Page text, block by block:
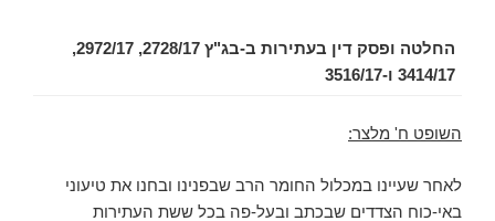
החלטה ופסק דין בעתירות ב-בג"ץ 2728/17, 2972/17,
3414/17 ו-3516/17
השופט ח' מלצר:
לאחר שעיינו במכלול החומר הרב שבפנינו ובחנו את טיעוני
באי-כוח הצדדים שבכתב ובעל-פה בכל ששת העתירות